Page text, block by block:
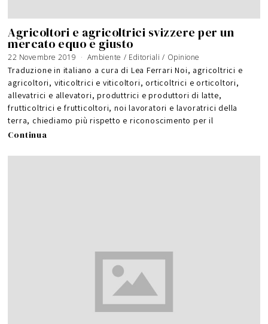
Agricoltori e agricoltrici svizzere per un
mercato equo e giusto
22 Novembre 2019
N
o
v
e
b
r
e
2
0
1
9
Ambiente / Editoriali / Opinione
Traduzione in italiano a cura di Lea Ferrari Noi, agricoltrici e
agricoltori, viticoltrici e viticoltori, orticoltrici e orticoltori,
allevatrici e allevatori, produttrici e produttori di latte,
frutticoltrici e frutticoltori, noi lavoratori e lavoratrici della
terra, chiediamo più rispetto e riconoscimento per il
Continua